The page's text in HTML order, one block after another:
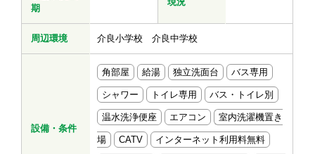
期
周辺環境 介良小学校 介良中学校
設備・条件
角部屋 給湯 独立洗面台 バス専用
シャワー トイレ専用 バス・トイレ別
温水洗浄便座 エアコン 室内洗濯機置き
場 CATV インターネット利用料無料